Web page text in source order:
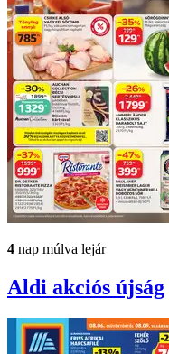
4 nap múlva lejár
Aldi akciós újság